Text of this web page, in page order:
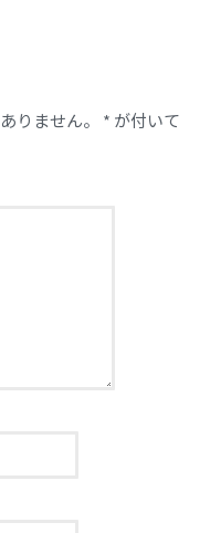
りません。 * が付いて